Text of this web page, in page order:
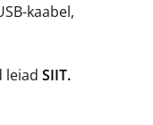
kaabel,
leiad SIIT.